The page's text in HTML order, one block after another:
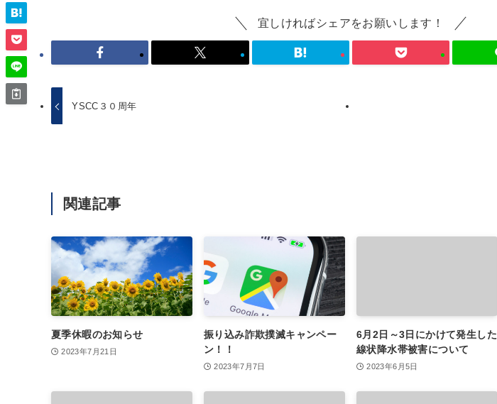
宜しければシェアをお願いします！
YSCC３０周年
関連記事
夏季休暇のお知らせ
2023年7月21日
振り込み詐欺撲滅キャンペー
ン！！
2023年7月7日
6月2日～3日にかけて発生した
線状降水帯被害について
2023年6月5日